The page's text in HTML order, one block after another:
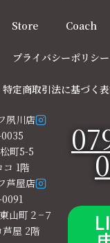
Store Coach
プライバシーポリシー
特定商取引法に基づく
夙川店
町5-5
コ 1階
芦屋店
山町２−７
芦屋 2階